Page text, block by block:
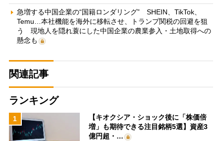
急増する中国企業の“国籍ロンダリング” SHEIN、TikTok、
Temu…本社機能を海外に移転させ、トランプ関税の回避を狙
う 現地人を隠れ蓑にした中国企業の農業参入・土地取得への
懸念も
関連記事
ランキング
1
【キオクシア・ショック後に「株価倍
増」も期待できる注目銘柄5選】資産3
億円超・…